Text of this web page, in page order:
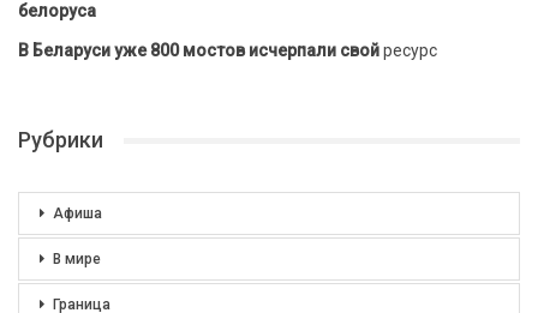
белоруса
В Беларуси уже 800 мостов исчерпали свойресурс
Рубрики
Афиша
В мире
Граница